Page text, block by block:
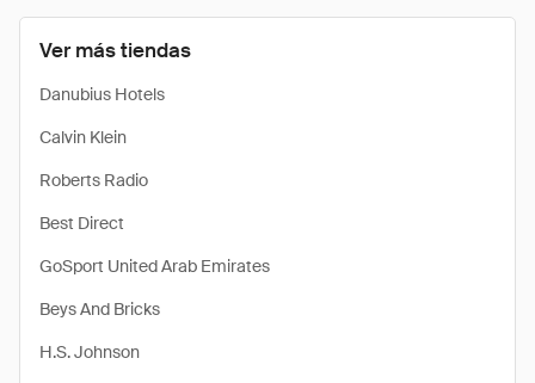
Ver más tiendas
Danubius Hotels
Calvin Klein
Roberts Radio
Best Direct
GoSport United Arab Emirates
Beys And Bricks
H.S. Johnson